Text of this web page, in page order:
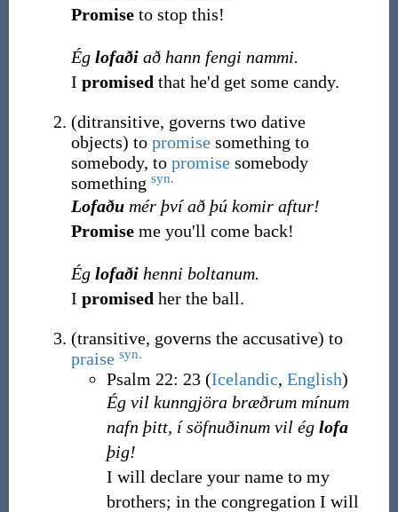
Promiseto stop this!
Ég lofaðiað hann fengi nammi.
I promised that he'd get some candy.
(ditransitive, governs two dative
objects) to promisesomething to
somebody, to promisesomebody
something syn.
Lofaðumér því að þú komir aftur!
Promiseme you'll come back!
Ég lofaðihenni boltanum.
I promised her the ball.
(transitive, governs the accusative) to
praise syn.
Psalm 22: 23 (Icelandic, English)
Ég vil kunngjöra bræðrum mínum
nafn þitt, í söfnuðinum vil ég lofa
þig!
I will declare your name to my
brothers; in the congregation I will